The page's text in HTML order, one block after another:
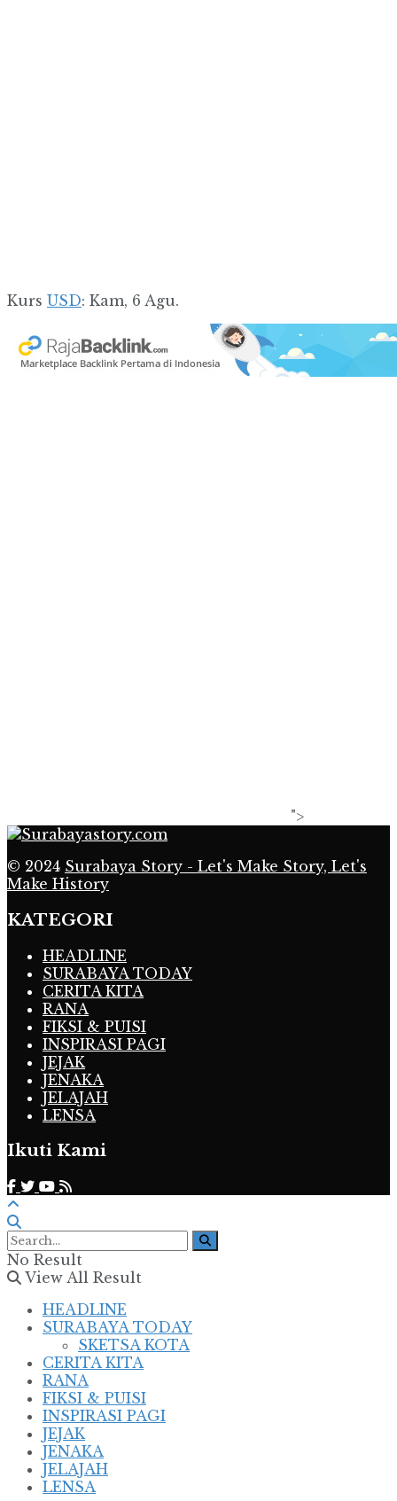
Kurs USD: Kam, 6 Agu.
">
© 2024 Surabaya Story - Let's Make Story, Let's
Make History
KATEGORI
HEADLINE
SURABAYA TODAY
CERITA KITA
RANA
FIKSI & PUISI
INSPIRASI PAGI
JEJAK
JENAKA
JELAJAH
LENSA
Ikuti Kami
No Result
View All Result
HEADLINE
SURABAYA TODAY
SKETSA KOTA
CERITA KITA
RANA
FIKSI & PUISI
INSPIRASI PAGI
JEJAK
JENAKA
JELAJAH
LENSA